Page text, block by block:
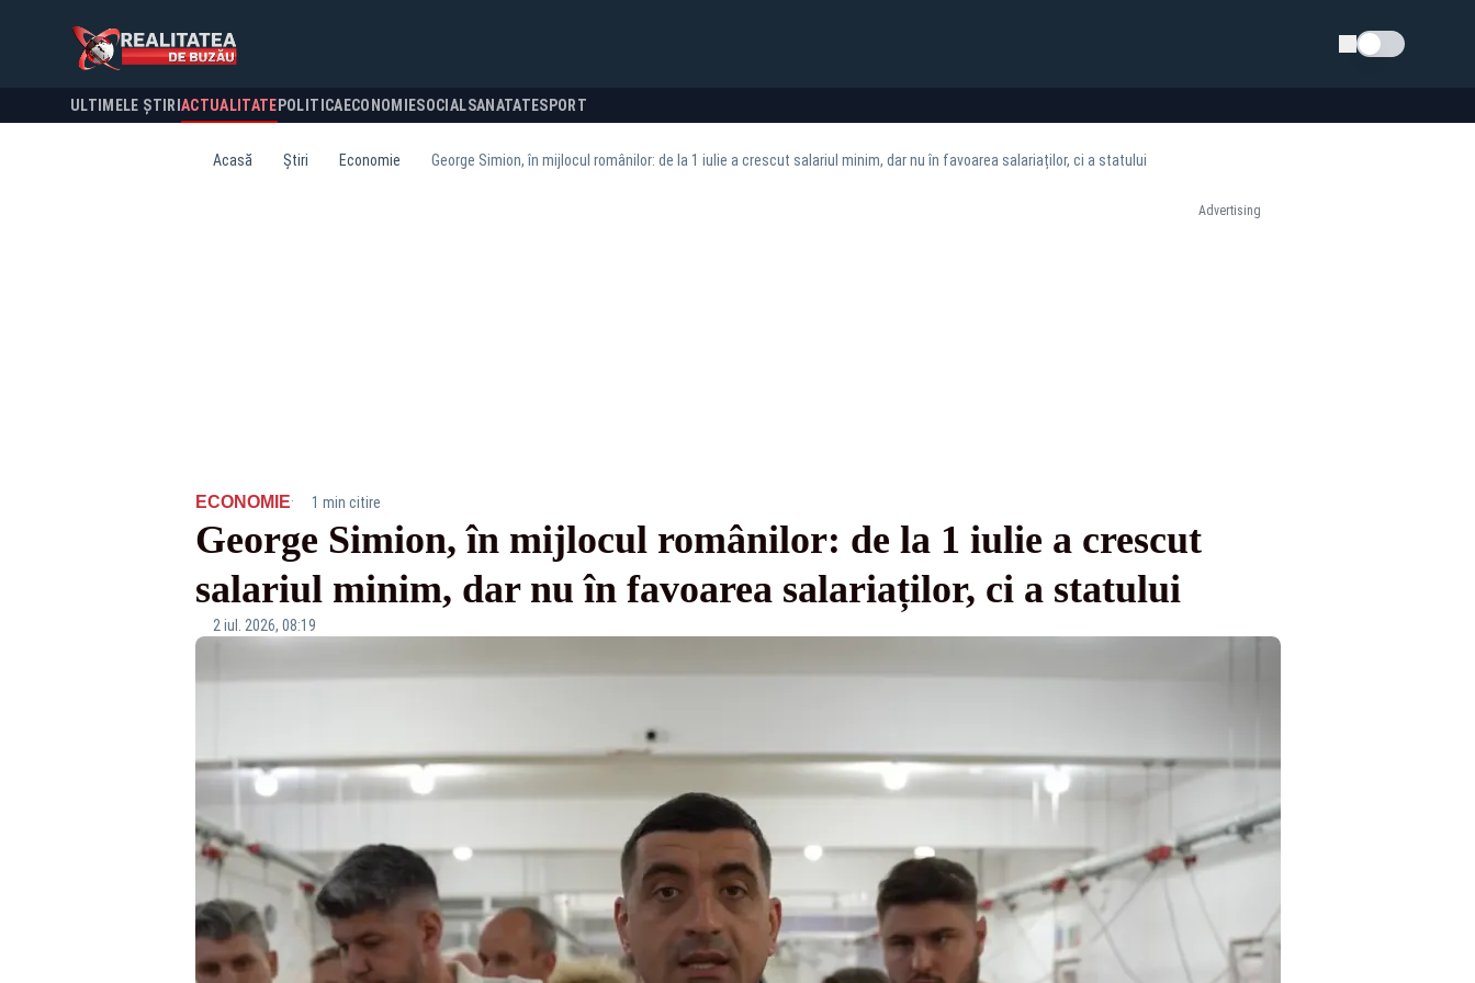
Schimba tema
ULTIMELE ȘTIRI ACTUALITATE POLITICA ECONOMIESOCIALSANATATESPORT
Acasă Știri Economie George Simion, în mijlocul românilor: de la 1 iulie a crescut salariul minim, dar nu în favoarea salariaților, ci a statului
Advertising
ECONOMIE· 1 min citire
George Simion, în mijlocul românilor: de la 1 iulie a crescut
salariul minim, dar nu în favoarea salariaților, ci a statului
2 iul. 2026, 08:19